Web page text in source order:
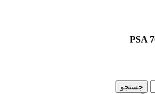
جستجو